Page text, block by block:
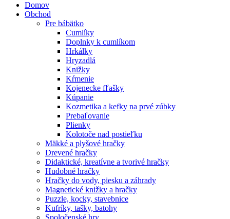
Domov
Obchod
Pre bábätko
Cumlíky
Doplnky k cumlíkom
Hrkálky
Hryzadlá
Knižky
Kŕmenie
Kojenecke fľašky
Kúpanie
Kozmetika a kefky na prvé zúbky
Prebaľovanie
Plienky
Kolotoče nad postieľku
Mäkké a plyšové hračky
Drevené hračky
Didaktické, kreatívne a tvorivé hračky
Hudobné hračky
Hračky do vody, piesku a záhrady
Magnetické knižky a hračky
Puzzle, kocky, stavebnice
Kufríky, tašky, batohy